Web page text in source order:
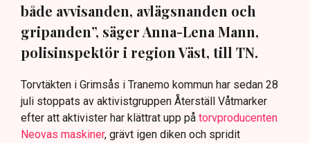
både avvisanden, avlägsnanden och
gripanden”, säger Anna-Lena Mann,
polisinspektör i region Väst, till TN.
Torvtäkten i Grimsås i Tranemo kommun har sedan 28
juli stoppats av aktivistgruppen Återställ Våtmarker
efter att aktivister har klättrat upp på torvproducenten
Neovas maskiner, grävt igen diken och spridit